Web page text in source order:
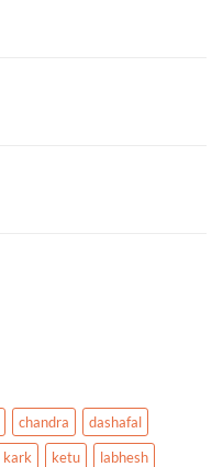
chandra
dashafal
kark ketu
labhesh